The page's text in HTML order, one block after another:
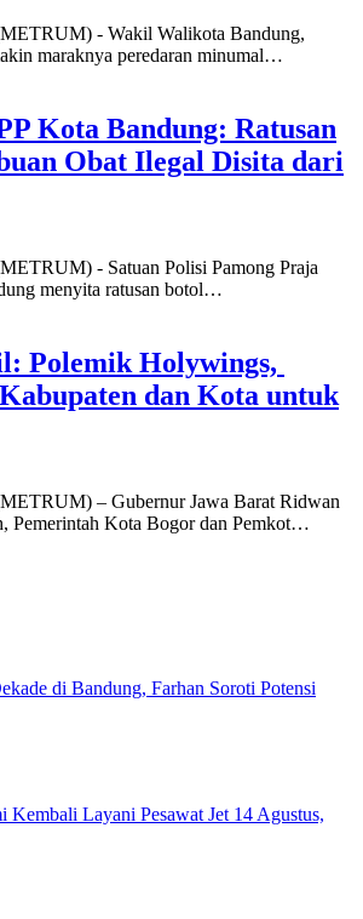
- Wakil Walikota Bandung,
maraknya peredaran minumal…
Kota Bandung: Ratusan
Obat Ilegal Disita dari
- Satuan Polisi Pamong Praja
menyita ratusan botol…
Polemik Holywings,
dan Kota untuk
– Gubernur Jawa Barat Ridwan
Pemerintah Kota Bogor dan Pemkot…
di Bandung, Farhan Soroti Potensi
Kembali Layani Pesawat Jet 14 Agustus,